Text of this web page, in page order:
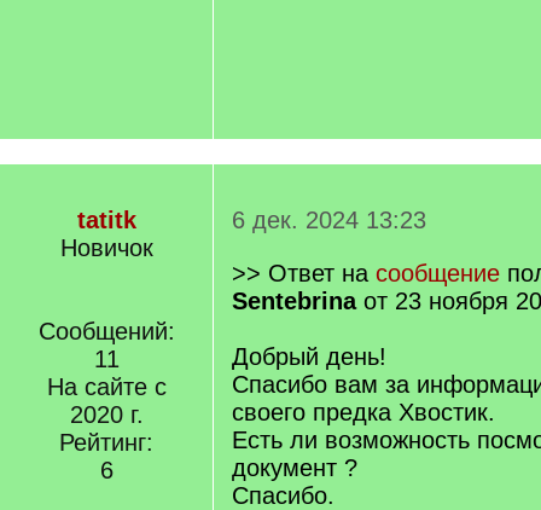
tatitk
Новичок
Сообщений:
11
На сайте с
2020 г.
Рейтинг:
6
6 дек. 2024 13:23
>> Ответ на сообщение
Sentebrinaот 23 ноября
Добрый день!
Спасибо вам за
своего предка Хвостик.
Есть ли возможность
документ ?
Спасибо.